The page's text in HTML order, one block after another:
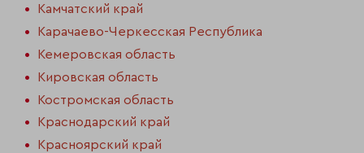
Камчатский край
Карачаево-Черкесская Республика
Кемеровская область
Кировская область
Костромская область
Краснодарский край
Красноярский край